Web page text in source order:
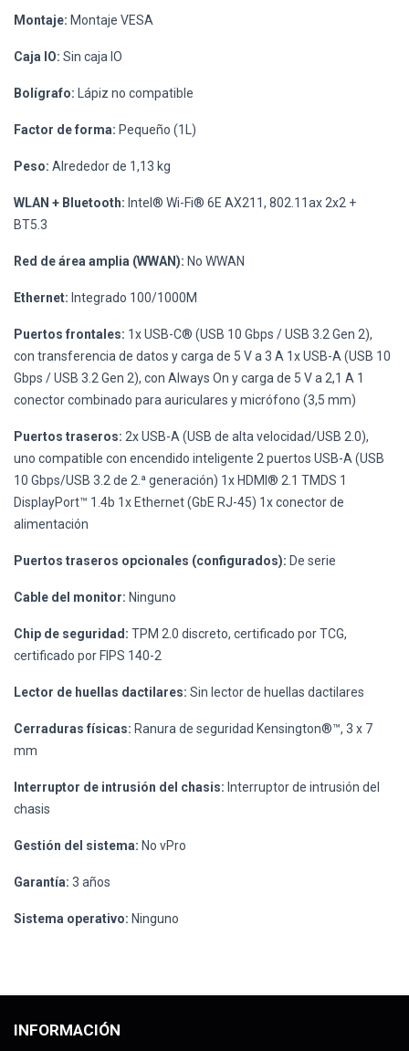
Montaje: Montaje VESA
Caja IO: Sin caja IO
Bolígrafo: Lápiz no compatible
Factor de forma: Pequeño (1L)
Peso: Alrededor de 1,13 kg
WLAN + Bluetooth: Intel® Wi-Fi® 6E AX211, 802.11ax 2x2 +
BT5.3
Red de área amplia (WWAN): No WWAN
Ethernet: Integrado 100/1000M
Puertos frontales: 1x USB-C® (USB 10 Gbps / USB 3.2 Gen 2),
con transferencia de datos y carga de 5 V a 3 A 1x USB-A (USB 10
Gbps / USB 3.2 Gen 2), con Always On y carga de 5 V a 2,1 A 1
conector combinado para auriculares y micrófono (3,5 mm)
Puertos traseros: 2x USB-A (USB de alta velocidad/USB 2.0),
uno compatible con encendido inteligente 2 puertos USB-A (USB
10 Gbps/USB 3.2 de 2.ª generación) 1x HDMI® 2.1 TMDS 1
DisplayPort™ 1.4b 1x Ethernet (GbE RJ-45) 1x conector de
alimentación
Puertos traseros opcionales (configurados): De serie
Cable del monitor: Ninguno
Chip de seguridad: TPM 2.0 discreto, certificado por TCG,
certificado por FIPS 140-2
Lector de huellas dactilares: Sin lector de huellas dactilares
Cerraduras físicas: Ranura de seguridad Kensington®™, 3 x 7
mm
Interruptor de intrusión del chasis: Interruptor de intrusión del
chasis
Gestión del sistema: No vPro
Garantía: 3 años
Sistema operativo: Ninguno
INFORMACIÓN